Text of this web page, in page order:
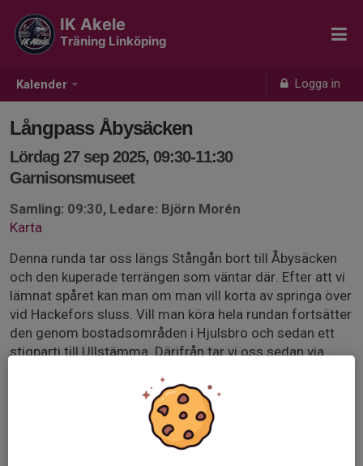
Kalender Logga in
IK Akele
Träning Linköping
Långpass Åbysäcken
Lördag 27 sep 2025, 09:30-11:30
Garnisonsmuseet
Samling: 09:30, Ledare: Björn Morén
Karta
Denna runda tar oss längs Stångån bort till Åbysäcken
och den kuperade terrängen som väntar där. Efter att vi
lämnat spåret kan man om man vill korta av springa över
vid Hackefors sluss. Vill man köra hela rundan fortsätter
den genom bostadsområden i Hjulsbro och sedan ett
stigparti till Ullstämma. Därifrån tar vi oss sedan via
23 km och går på blandat underlag i form av asfalt, grus,
Använd gärna anmälningsfunktionen nedan för att